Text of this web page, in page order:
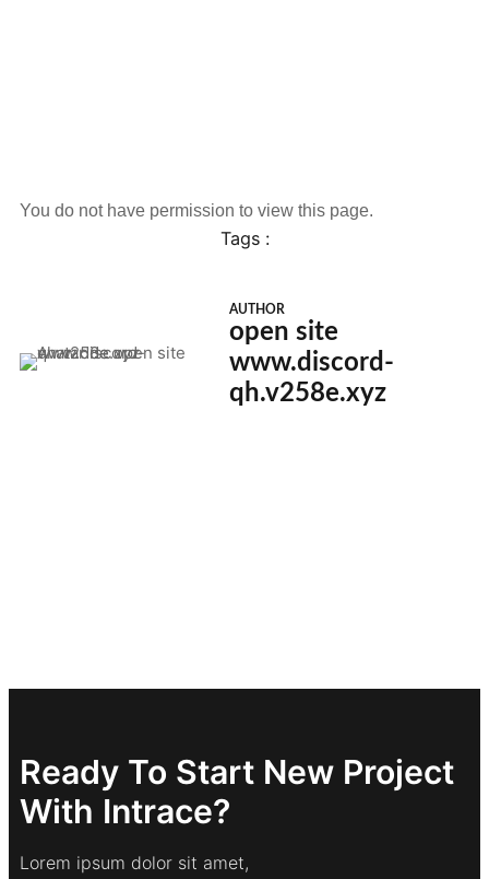
You do not have permission to view this page.
Tags :
AUTHOR
open site
www.discord-
qh.v258e.xyz
Ready To Start New Project
With Intrace?
Lorem ipsum dolor sit amet,